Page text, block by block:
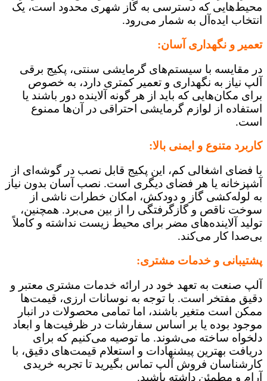
محیط‌هایی که دسترسی به گاز شهری محدود است، یک
انتخاب ایده‌آل به شمار می‌رود.
تعمیر و نگهداری آسان:
در مقایسه با سیستم‌های گرمایشی سنتی، پکیج برقی
آلپ نیاز به نگهداری و تعمیر کمتری دارد، به خصوص
برای مکان‌هایی که باید از هر گونه آلاینده دور باشند یا
استفاده از لوازم گرمایشی احتراقی در آن‌ها ممنوع
است.
کاربرد متنوع و ایمنی بالا:
با فضای اشغالی کم، این پکیج قابل نصب در گوشه‌ای از
آشپزخانه یا هر فضای دیگری است. نصب آسان بدون نیاز
به لوله‌کشی گاز و دودکش، امکان خطرات ناشی از
سوخت ناقص و گازگرفتگی را از بین می‌برد. همچنین،
تولید آلاینده‌های مضر برای محیط زیست نداشته و کاملاً
بی‌صدا کار می‌کند.
پشتیبانی و خدمات مشتری:
آلپ صنعت به تعهد خود در ارائه خدمات مشتری معتبر و
دقیق مفتخر است. با توجه به نوسانات ارزی، قیمت‌ها
ممکن است متغیر باشند، اما تمامی محصولات در انبار
موجود بوده یا بر اساس سفارشات در ظرفیت‌ها و ابعاد
دلخواه ساخته می‌شوند. ما توصیه می‌کنیم که برای
دریافت بهترین پیشنهادات و استعلام قیمت‌های دقیق، با
کارشناسان فروش آلپ تماس بگیرید تا تجربه خریدی
آرام و مطمئن داشته باشید.